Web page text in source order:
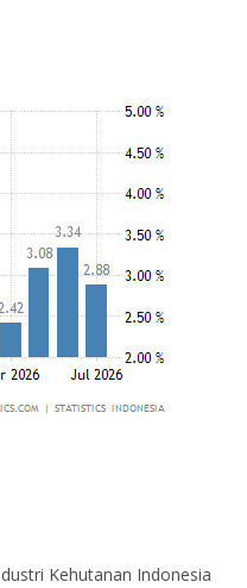
Kehutanan Indonesia